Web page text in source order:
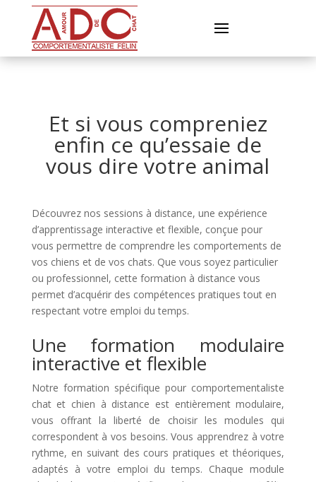
Et si vous compreniez
enfin ce qu’essaie de
vous dire votre animal
Découvrez nos sessions à distance, une expérience
d’apprentissage interactive et flexible, conçue pour
vous permettre de comprendre les comportements de
vos chiens et de vos chats. Que vous soyez particulier
ou professionnel, cette formation à distance vous
permet d’acquérir des compétences pratiques tout en
respectant votre emploi du temps.
Une formation modulaire
interactive et flexible
Notre formation spécifique pour comportementaliste
chat et chien à distance est entièrement modulaire,
vous offrant la liberté de choisir les modules qui
correspondent à vos besoins. Vous apprendrez à votre
rythme, en suivant des cours pratiques et théoriques,
adaptés à votre emploi du temps. Chaque module